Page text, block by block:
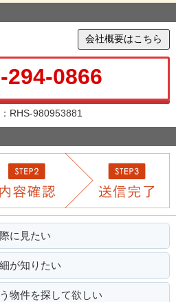
会社概要はこちら
294-0866
RHS-980953881
に見たい
が知りたい
物件を探して欲しい